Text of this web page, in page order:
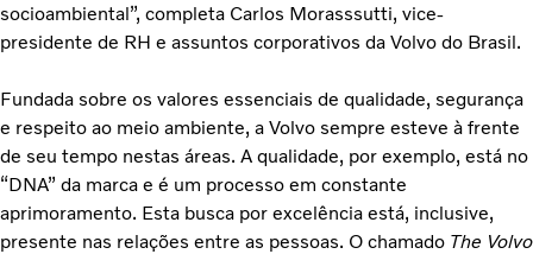
socioambiental”, completa Carlos Morasssutti, vice-
presidente de RH e assuntos corporativos da Volvo do Brasil.
Fundada sobre os valores essenciais de qualidade, segurança
e respeito ao meio ambiente, a Volvo sempre esteve à frente
de seu tempo nestas áreas. A qualidade, por exemplo, está no
“DNA” da marca e é um processo em constante
aprimoramento. Esta busca por excelência está, inclusive,
presente nas relações entre as pessoas. O chamado The Volvo